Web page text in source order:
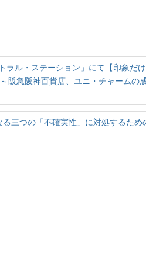
ラル・ステーション」にて【印象だ
阪急阪神百貨店、ユニ・チャームの
三つの「不確実性」に対処するた